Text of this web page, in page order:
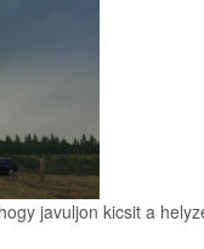
javuljon kicsit a